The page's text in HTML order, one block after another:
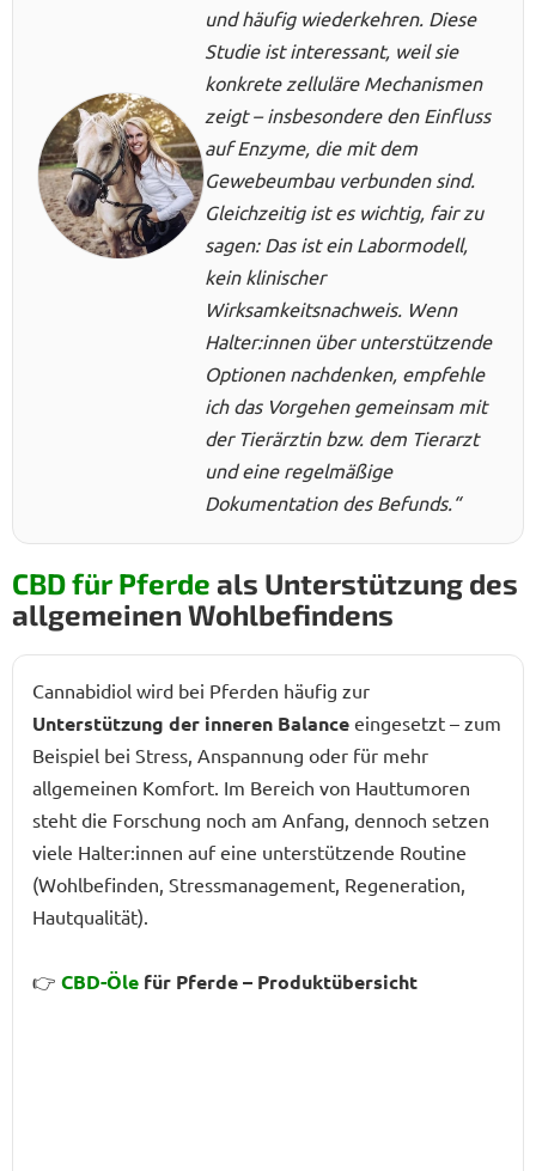
und häufig wiederkehren. Diese
Studie ist interessant, weil sie
konkrete zelluläre Mechanismen
zeigt – insbesondere den Einfluss
auf Enzyme, die mit dem
Gewebeumbau verbunden sind.
Gleichzeitig ist es wichtig, fair zu
sagen: Das ist ein Labormodell,
kein klinischer
Wirksamkeitsnachweis. Wenn
Halter:innen über unterstützende
Optionen nachdenken, empfehle
ich das Vorgehen gemeinsam mit
der Tierärztin bzw. dem Tierarzt
und eine regelmäßige
Dokumentation des Befunds.“
CBD für Pferde als Unterstützung des
allgemeinen Wohlbefindens
Cannabidiol wird bei Pferden häufig zur
Unterstützung der inneren Balance eingesetzt – zum
Beispiel bei Stress, Anspannung oder für mehr
allgemeinen Komfort. Im Bereich von Hauttumoren
steht die Forschung noch am Anfang, dennoch setzen
viele Halter:innen auf eine unterstützende Routine
(Wohlbefinden, Stressmanagement, Regeneration,
Hautqualität).
👉 CBD-Öle für Pferde – Produktübersicht